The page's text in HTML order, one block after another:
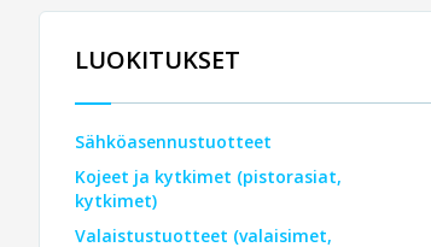
LUOKITUKSET
Sähköasennustuotteet
Kojeet ja kytkimet (pistorasiat,
kytkimet)
Valaistustuotteet (valaisimet,